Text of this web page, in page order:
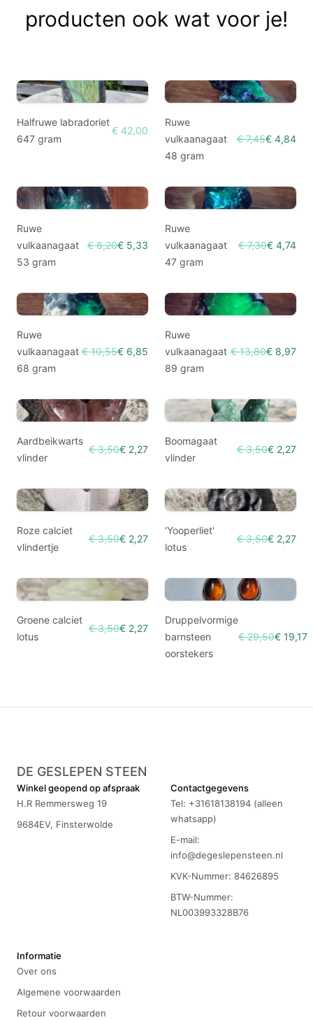
producten ook wat voor je!
Halfruwe labradoriet
647 gram
€ 42,00
Ruwe
vulkaanagaat
48 gram
€ 7,45€ 4,84
Ruwe
vulkaanagaat
53 gram
€ 8,20€ 5,33
Ruwe
vulkaanagaat
47 gram
€ 7,30€ 4,74
Ruwe
vulkaanagaat
68 gram
€ 10,55€ 6,85
Ruwe
vulkaanagaat
89 gram
€ 13,80€ 8,97
Aardbeikwarts
vlinder
€ 3,50€ 2,27
Boomagaat
vlinder
€ 3,50€ 2,27
Roze calciet
vlindertje
€ 3,50€ 2,27
'Yooperliet'
lotus
€ 3,50€ 2,27
Groene calciet
lotus
€ 3,50€ 2,27
Druppelvormige
barnsteen
oorstekers
€ 29,50€ 19,17
DE GESLEPEN STEEN
Winkel geopend op afspraak
H.R Remmersweg 19
9684EV, Finsterwolde
Contactgegevens
Tel: +31618138194 (alleen
whatsapp)
E-mail:
info@degeslepensteen.nl
KVK-Nummer: 84626895
BTW-Nummer:
NL003993328B76
Informatie
Over ons
Algemene voorwaarden
Retour voorwaarden